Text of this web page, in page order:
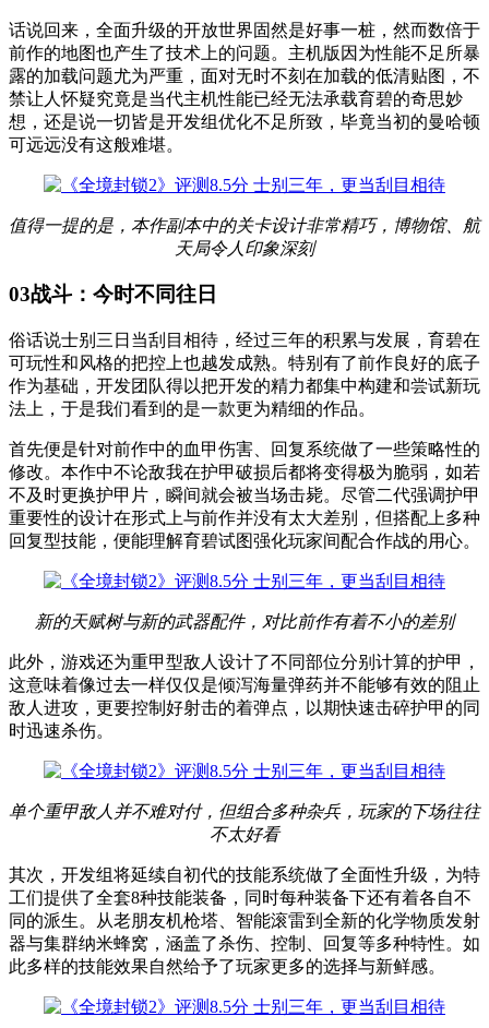
话说回来，全面升级的开放世界固然是好事一桩，然而数倍于
前作的地图也产生了技术上的问题。主机版因为性能不足所暴
露的加载问题尤为严重，面对无时不刻在加载的低清贴图，不
禁让人怀疑究竟是当代主机性能已经无法承载育碧的奇思妙
想，还是说一切皆是开发组优化不足所致，毕竟当初的曼哈顿
可远远没有这般难堪。
值得一提的是，本作副本中的关卡设计非常精巧，博物馆、航
天局令人印象深刻
03战斗：今时不同往日
俗话说士别三日当刮目相待，经过三年的积累与发展，育碧在
可玩性和风格的把控上也越发成熟。特别有了前作良好的底子
作为基础，开发团队得以把开发的精力都集中构建和尝试新玩
法上，于是我们看到的是一款更为精细的作品。
首先便是针对前作中的血甲伤害、回复系统做了一些策略性的
修改。本作中不论敌我在护甲破损后都将变得极为脆弱，如若
不及时更换护甲片，瞬间就会被当场击毙。尽管二代强调护甲
重要性的设计在形式上与前作并没有太大差别，但搭配上多种
回复型技能，便能理解育碧试图强化玩家间配合作战的用心。
新的天赋树与新的武器配件，对比前作有着不小的差别
此外，游戏还为重甲型敌人设计了不同部位分别计算的护甲，
这意味着像过去一样仅仅是倾泻海量弹药并不能够有效的阻止
敌人进攻，更要控制好射击的着弹点，以期快速击碎护甲的同
时迅速杀伤。
单个重甲敌人并不难对付，但组合多种杂兵，玩家的下场往往
不太好看
其次，开发组将延续自初代的技能系统做了全面性升级，为特
工们提供了全套8种技能装备，同时每种装备下还有着各自不
同的派生。从老朋友机枪塔、智能滚雷到全新的化学物质发射
器与集群纳米蜂窝，涵盖了杀伤、控制、回复等多种特性。如
此多样的技能效果自然给予了玩家更多的选择与新鲜感。